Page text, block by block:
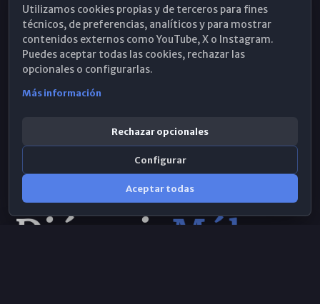
Hemeroteca
WhatsApp
Utilizamos cookies propias y de terceros para fines
técnicos, de preferencias, analíticos y para mostrar
contenidos externos como YouTube, X o Instagram.
Puedes aceptar todas las cookies, rechazar las
opcionales o configurarlas.
Más información
Rechazar opcionales
Configurar
Aceptar todas